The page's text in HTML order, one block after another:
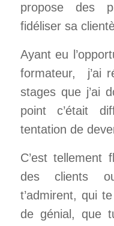
propose des
fidéliser sa
Ayant eu
formateur, j’ai
stages que j’ai
point c’était
tentation de
C’est tellement
des clients
t’admirent, qui
de génial, que